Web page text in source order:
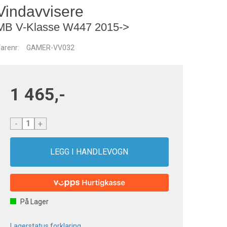
V-Klasse W447 2015->
GAMER-VV032
1 465,-
- +
På Lager